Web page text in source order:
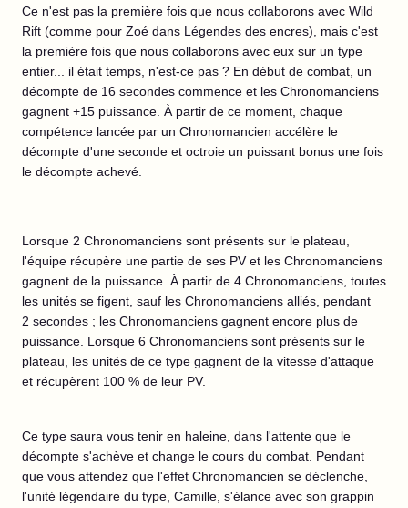
Ce n'est pas la première fois que nous collaborons avec Wild
Rift (comme pour Zoé dans Légendes des encres), mais c'est
la première fois que nous collaborons avec eux sur un type
entier... il était temps, n'est-ce pas ? En début de combat, un
décompte de 16 secondes commence et les Chronomanciens
gagnent +15 puissance. À partir de ce moment, chaque
compétence lancée par un Chronomancien accélère le
décompte d'une seconde et octroie un puissant bonus une fois
le décompte achevé.
Lorsque 2 Chronomanciens sont présents sur le plateau,
l'équipe récupère une partie de ses PV et les Chronomanciens
gagnent de la puissance. À partir de 4 Chronomanciens, toutes
les unités se figent, sauf les Chronomanciens alliés, pendant
2 secondes ; les Chronomanciens gagnent encore plus de
puissance. Lorsque 6 Chronomanciens sont présents sur le
plateau, les unités de ce type gagnent de la vitesse d'attaque
et récupèrent 100 % de leur PV.
Ce type saura vous tenir en haleine, dans l'attente que le
décompte s'achève et change le cours du combat. Pendant
que vous attendez que l'effet Chronomancien se déclenche,
l'unité légendaire du type, Camille, s'élance avec son grappin